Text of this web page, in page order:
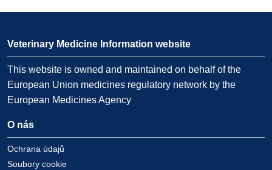
Veterinary Medicine Information website
This website is owned and maintained on behalf of the
European Union medicines regulatory network by the
European Medicines Agency
O nás
Ochrana údajů
Soubory cookie